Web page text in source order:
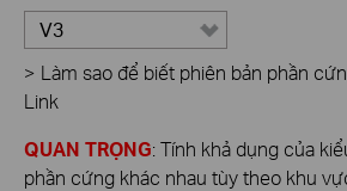
V3
> Làm sao để biết phiên bản phần
Link
QUAN TRỌNG: Tính khả dụng của
phần cứng khác nhau tùy theo khu